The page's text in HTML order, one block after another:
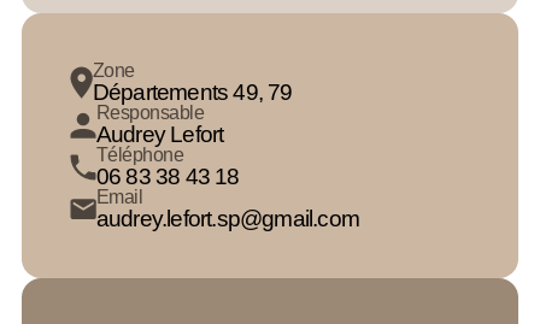
Zone
Départements 49, 79
Responsable
Audrey Lefort
Téléphone
06 83 38 43 18
Email
audrey.lefort.sp@gmail.com